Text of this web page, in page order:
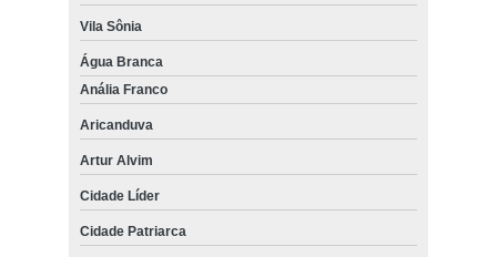
Vila Sônia
Água Branca
Anália Franco
Aricanduva
Artur Alvim
Cidade Líder
Cidade Patriarca